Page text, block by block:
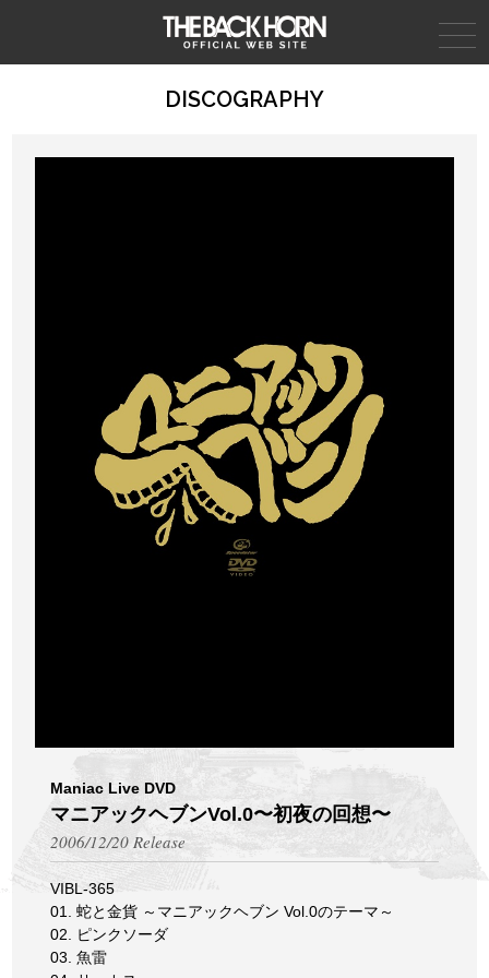
THE BACK HORN
DISCOGRAPHY
Maniac Live DVD
マニアックヘブンVol.0〜初夜の回想〜
2006/12/20 Release
VIBL-365
01. 蛇と金貨 ～マニアックヘブン Vol.0のテーマ～
02. ピンクソーダ
03. 魚雷